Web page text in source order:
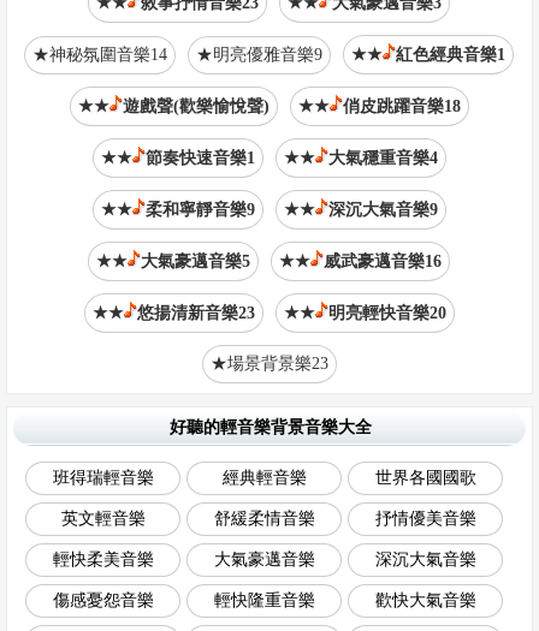
★神秘氛圍音樂14 ★明亮優雅音樂9 ★★ 紅色經典音樂1
★★ 遊戲聲(歡樂愉悅聲) ★★ 俏皮跳躍音樂18
★★ 節奏快速音樂1 ★★ 大氣穩重音樂4
★★ 柔和寧靜音樂9 ★★ 深沉大氣音樂9
★★ 大氣豪邁音樂5 ★★ 威武豪邁音樂16
★★ 悠揚清新音樂23 ★★ 明亮輕快音樂20
★場景背景樂23
好聽的輕音樂背景音樂大全
班得瑞輕音樂 經典輕音樂 世界各國國歌
英文輕音樂 舒緩柔情音樂 抒情優美音樂
輕快柔美音樂 大氣豪邁音樂 深沉大氣音樂
傷感憂怨音樂 輕快隆重音樂 歡快大氣音樂